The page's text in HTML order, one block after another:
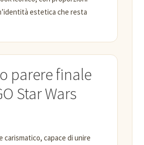
estetica che resta
parere finale
Star Wars
carismatico, capace di unire